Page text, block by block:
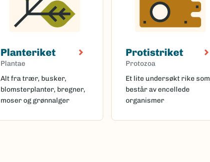
Planteriket
Plantae
Alt fra trær, busker,
blomsterplanter, bregner,
moser og grønnalger
Protistriket
Protozoa
Et lite undersøkt rike som
består av encellede
organismer